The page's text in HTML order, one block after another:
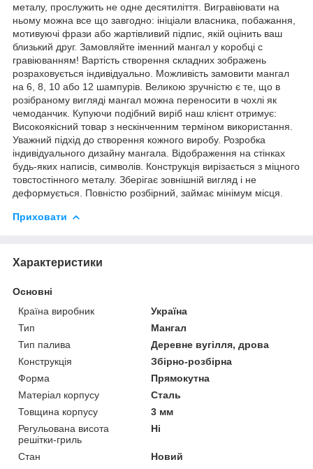
металу, прослужить не одне десятиліття. Вигравіювати на
ньому можна все що завгодно: ініціали власника, побажання,
мотивуючі фрази або жартівливий підпис, якій оцінить ваш
близький друг. Замовляйте іменний мангал у коробці с
гравіюванням! Вартість створення складних зображень
розраховується індивідуально. Можливість замовити мангал
на 6, 8, 10 або 12 шампурів. Великою зручністю є те, що в
розібраному вигляді мангал можна переносити в чохлі як
чемоданчик. Купуючи подібний виріб наш клієнт отримує:
Високоякісний товар з нескінченним терміном використання.
Уважний підхід до створення кожного виробу. Розробка
індивідуального дизайну мангала. Відображення на стінках
будь-яких написів, символів. Конструкція вирізається з міцного
товстостінного металу. Зберігає зовнішній вигляд і не
деформується. Повністю розбірний, займає мінімум місця.
Приховати
Характеристики
Основні
Країна виробник
Україна
Тип
Мангал
Тип палива
Деревне вугілля, дрова
Конструкція
Збірно-розбірна
Форма
Прямокутна
Матеріал корпусу
Сталь
Товщина корпусу
3 мм
Регульована висота
решітки-гриль
Ні
Стан
Новий